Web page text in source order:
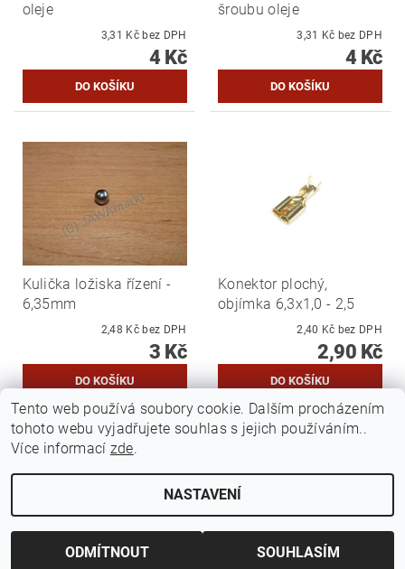
oleje
3,31 Kč bez DPH
4 Kč
šroubu oleje
3,31 Kč bez DPH
4 Kč
Kulička ložiska řízení -
6,35mm
2,48 Kč bez DPH
3 Kč
Konektor plochý,
objímka 6,3x1,0 - 2,5
2,40 Kč bez DPH
2,90 Kč
... 20
2026 ©Jawamarkt, všechna práva vyhrazenaUpravit nastavení cookies
Tento web používá soubory cookie. Dalším procházením
tohoto webu vyjadřujete souhlas s jejich používáním..
Více informací zde.
NASTAVENÍ
ODMÍTNOUT SOUHLASÍM